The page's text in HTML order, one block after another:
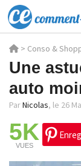
> Conso &
Une
auto
ParNicolas, le 26
5K
VUES